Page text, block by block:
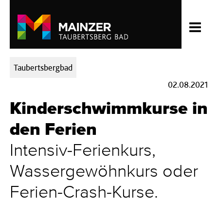
Kategorien:
Taubertsbergbad
02.08.2021
Kinderschwimmkurse in
den Ferien
Intensiv-Ferienkurs,
Wassergewöhnkurs oder
Ferien-Crash-Kurse.